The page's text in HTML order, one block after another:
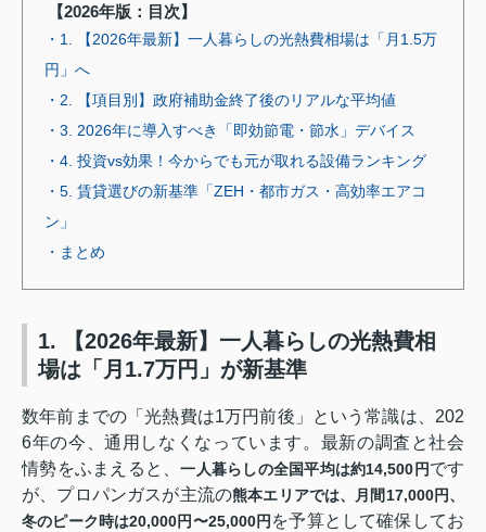
【2026年版：目次】
・1. 【2026年最新】一人暮らしの光熱費相場は「月1.5万
円」へ
・2. 【項目別】政府補助金終了後のリアルな平均値
・3. 2026年に導入すべき「即効節電・節水」デバイス
・4. 投資vs効果！今からでも元が取れる設備ランキング
・5. 賃貸選びの新基準「ZEH・都市ガス・高効率エアコ
ン」
・まとめ
1. 【2026年最新】一人暮らしの光熱費相
場は「月1.7万円」が新基準
数年前までの「光熱費は1万円前後」という常識は、202
6年の今、通用しなくなっています。最新の調査と社会
情勢をふまえると、一人暮らしの全国平均は約14,500円です
が、プロパンガスが主流の熊本エリアでは、月間17,000円、
冬のピーク時は20,000円〜25,000円 を予算として確保してお